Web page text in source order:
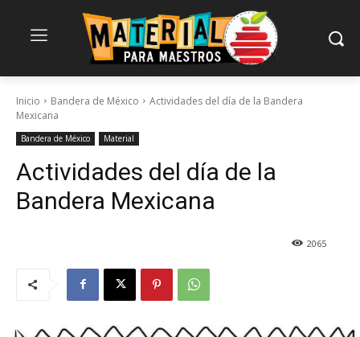
Inicio Bandera de México
Actividades del día de la Bandera
Mexicana
Bandera de México Material
Actividades del día de la
Bandera Mexicana
2065